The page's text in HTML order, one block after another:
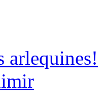
arlequines!